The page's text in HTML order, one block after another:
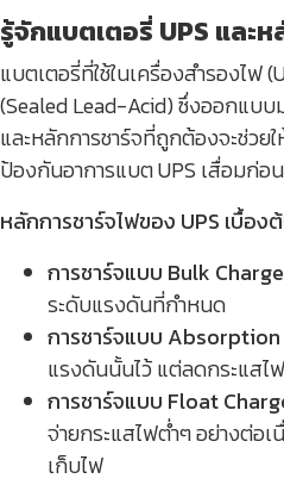
รู้จักแบตเตอรี่ UPS และ
แบตเตอรี่ที่ใช้ในเครื่องสำรองไ
(Sealed Lead-Acid) ซึ่งออกแบบ
และหลักการชาร์จที่ถูกต้องจะช่ว
ป้องกันอาการแบต UPS เสื่อมก่อ
หลักการชาร์จไฟของ UPS เบื้อง
การชาร์จแบบ Bulk Charge
ระดับแรงดันที่กำหนด
การชาร์จแบบ Absorption
แรงดันนั้นไว้ แต่ลดกระแสไ
การชาร์จแบบ Float
จ่ายกระแสไฟต่ำๆ อย่างต่อ
เก็บไฟ